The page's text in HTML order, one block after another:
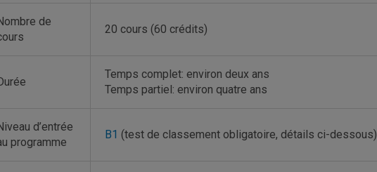
de
20 cours (60 crédits)
Temps complet: environ deux ans
Temps partiel: environ quatre ans
d’entrée
programme
B1 (test de classement obligatoire, détails ci-dessous)